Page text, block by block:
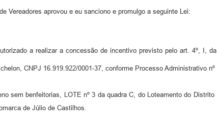
Vereadores aprovou e eu sanciono e promulgo a seguinte Lei:
a realizar a concessão de incentivo previsto pelo art. 4º, I, da
CNPJ 16.919.922/0001-37, conforme Processo Administrativo nº
sem benfeitorias, LOTE nº 3 da quadra C, do Loteamento do
de Júlio de Castilhos.